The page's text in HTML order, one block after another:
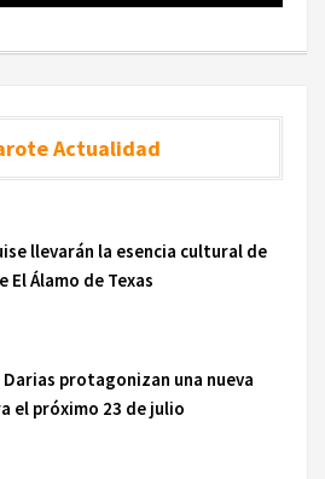
Actualidad
llevarán la esencia cultural de
El Álamo de Texas
Darias protagonizan una nueva
el próximo 23 de julio